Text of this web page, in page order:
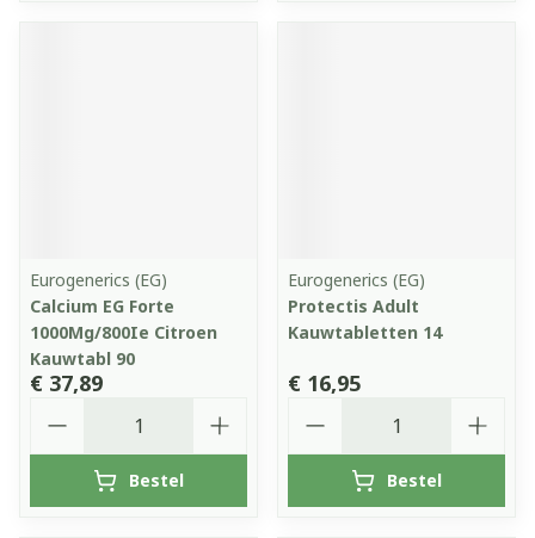
Eurogenerics (EG)
Calcium EG Forte
1000Mg/800Ie Citroen
Kauwtabl 90
€ 37,89
Bestel
Eurogenerics (EG)
Protectis Adult
Kauwtabletten 14
€ 16,95
Bestel